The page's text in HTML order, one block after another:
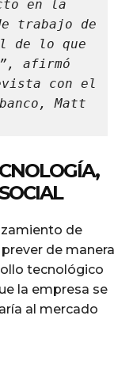
en la
trabajo de
de lo que
afirmó
con el
Matt
de
de manera
tecnológico
la empresa se
al mercado